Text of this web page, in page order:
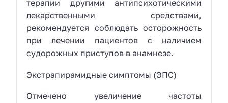
терапии другими антипсихотическими
лекарственными средствами,
рекомендуется соблюдать осторожность
при лечении пациентов с наличием
судорожных приступов в анамнезе.
Экстрапирамидные симптомы (ЭПС)
Отмечено увеличение частоты